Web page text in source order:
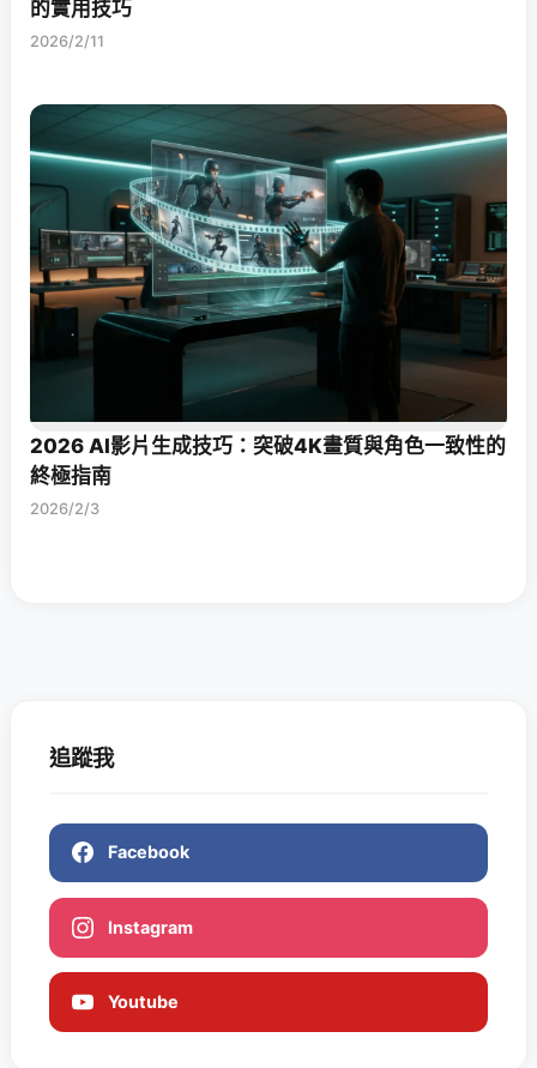
的實用技巧
2026/2/11
2026 AI影片生成技巧：突破4K畫質與角色一致性的
終極指南
2026/2/3
追蹤我
Facebook
Instagram
Youtube